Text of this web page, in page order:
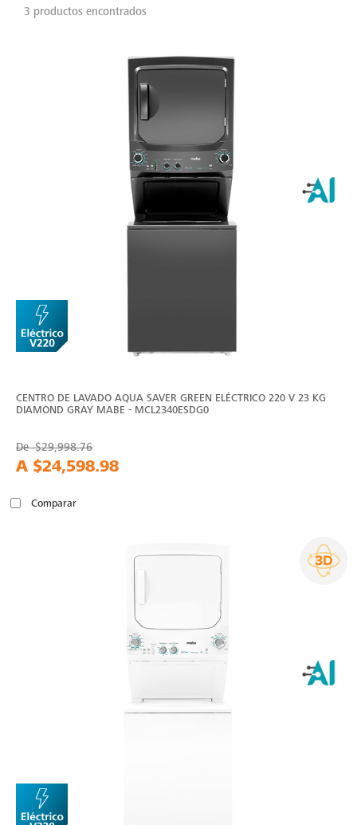
3 productos encontrados
CENTRO DE LAVADO AQUA SAVER GREEN ELÉCTRICO 220 V 23 KG
DIAMOND GRAY MABE - MCL2340ESDG0
De$29,998.76
A $24,598.98
Comparar